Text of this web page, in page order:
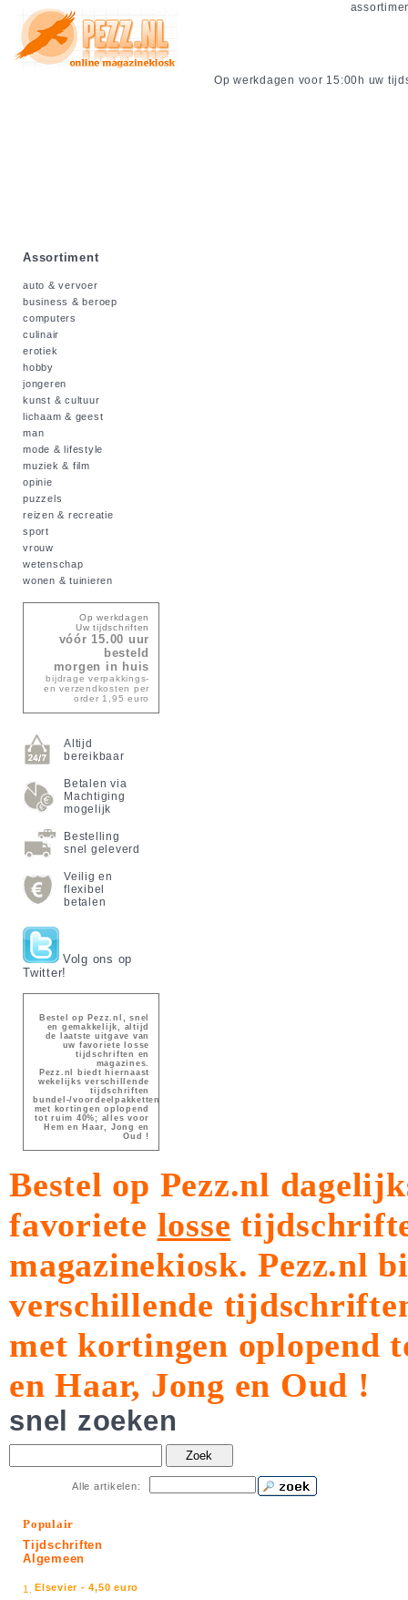
Op werkdagen voor 15:00h uw
Assortiment
auto & vervoer
business & beroep
computers
culinair
erotiek
hobby
jongeren
kunst & cultuur
lichaam & geest
man
mode & lifestyle
muziek & film
opinie
puzzels
reizen & recreatie
sport
vrouw
wetenschap
wonen & tuinieren
Op werkdagen
Uw tijdschriften
vóór 15.00 uur
besteld
morgen in huis
bijdrage verpakkings-
en verzendkosten per
order 1,95 euro
Altijd
bereikbaar
Betalen via
Machtiging
mogelijk
Bestelling
snel geleverd
Veilig en
flexibel
betalen
Volg ons op
Twitter!
Bestel op Pezz.nl, snel
en gemakkelijk, altijd
de laatste uitgave van
uw favoriete losse
tijdschriften en
magazines.
Pezz.nl biedt hiernaast
wekelijks verschillende
tijdschriften
bundel-/voordeelpakketten
met kortingen oplopend
tot ruim 40%; alles voor
Hem en Haar, Jong en
Oud !
Bestel op Pezz.nl
favoriete losse
magazinekiosk.Pezz.nl
verschillende
met kortingen oplopend
en Haar, Jong en Oud !
snel zoeken
Zoek
Alle artikelen:
Populair
Tijdschriften
Algemeen
1. Elsevier - 4,50 euro